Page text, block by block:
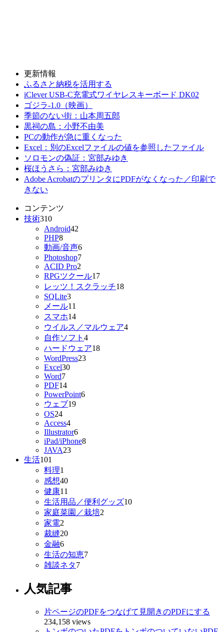
更新情報
ふるさと納税を活用する
iClever USB-C充電式ワイヤレスキーボード DK02
ゴジラ-1.0（映画）
季節のない街：山本周五郎
黒祠の島：小野不由美
PCの動作が急に重くなった
Excel：別のExcelファイルの値を参照したファイル
ソロモンの偽証：宮部みゆき
桜ほうさら：宮部みゆき
Adobe AcrobatのプリンタにPDFがなくなった／印刷で
きない
コンテンツ
技術310
Android42
PHP8
動画/音声6
Photoshop7
ACID Pro2
RPGツクール17
レッツ！スクラッチ18
SQLite3
メール11
スマホ14
ウイルス／マルウェア4
自作ソフト 4
ハードウェア18
WordPress23
Excel30
Word7
PDF14
PowerPoint6
ウェブ19
OS24
Access4
Illustrator6
iPad/iPhone8
JAVA23
生活101
料理1
感想40
健康11
生活用品／便利グッズ10
家庭菜園／栽培2
家電2
裁縫20
金融6
生活の知恵7
雑談ネタ7
人気記事
片ページのPDFをつなげて見開きのPDFにする
234,158 views